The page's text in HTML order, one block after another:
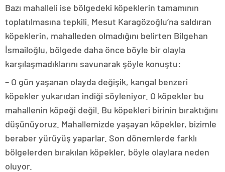
Bazı mahalleli ise bölgedeki köpeklerin tamamının
toplatılmasına tepkili. Mesut Karagözoğlu’na saldıran
köpeklerin, mahalleden olmadığını belirten Bilgehan
İsmailoğlu, bölgede daha önce böyle bir olayla
karşılaşmadıklarını savunarak şöyle konuştu:
– O gün yaşanan olayda değişik, kangal benzeri
köpekler yukarıdan indiği söyleniyor. O köpekler bu
mahallenin köpeği değil. Bu köpekleri birinin bıraktığını
düşünüyoruz. Mahallemizde yaşayan köpekler, bizimle
beraber yürüyüş yaparlar. Son dönemlerde farklı
bölgelerden bırakılan köpekler, böyle olaylara neden
oluyor.